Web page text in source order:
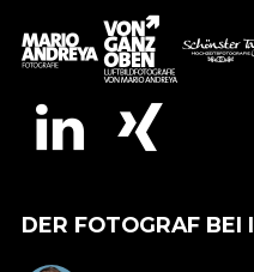
DER FOTOGRAF BEI